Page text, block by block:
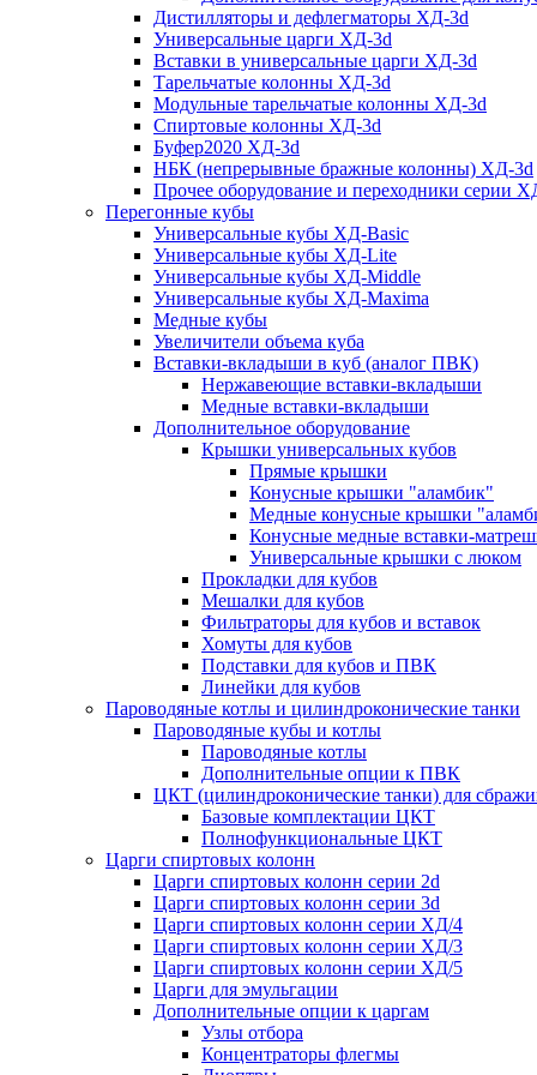
Дистилляторы и дефлегматоры ХД-3d
Универсальные царги ХД-3d
Вставки в универсальные царги ХД-3d
Тарельчатые колонны ХД-3d
Модульные тарельчатые колонны ХД-3d
Спиртовые колонны ХД-3d
Буфер2020 ХД-3d
НБК (непрерывные бражные колонны) ХД-3d
Прочее оборудование и переходники серии
Перегонные кубы
Универсальные кубы ХД-Basic
Универсальные кубы ХД-Lite
Универсальные кубы ХД-Middle
Универсальные кубы ХД-Maxima
Медные кубы
Увеличители объема куба
Вставки-вкладыши в куб (аналог ПВК)
Нержавеющие вставки-вкладыши
Медные вставки-вкладыши
Дополнительное оборудование
Крышки универсальных кубов
Прямые крышки
Конусные крышки "аламбик"
Медные конусные крышки
Конусные медные вставки-
Универсальные крышки с люком
Прокладки для кубов
Мешалки для кубов
Фильтраторы для кубов и вставок
Хомуты для кубов
Подставки для кубов и ПВК
Линейки для кубов
Пароводяные котлы и цилиндроконические танки
Пароводяные кубы и котлы
Пароводяные котлы
Дополнительные опции к ПВК
ЦКТ (цилиндроконические танки) для
Базовые комплектации ЦКТ
Полнофункциональные ЦКТ
Царги спиртовых колонн
Царги спиртовых колонн серии 2d
Царги спиртовых колонн серии 3d
Царги спиртовых колонн серии ХД/4
Царги спиртовых колонн серии ХД/3
Царги спиртовых колонн серии ХД/5
Царги для эмульгации
Дополнительные опции к царгам
Узлы отбора
Концентраторы флегмы